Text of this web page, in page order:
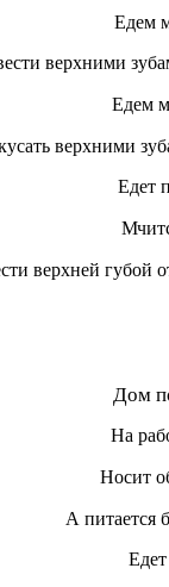
Едем
верхними
Едем
верхними
Едет
верхней губой
Дом
На
Носит
А питается